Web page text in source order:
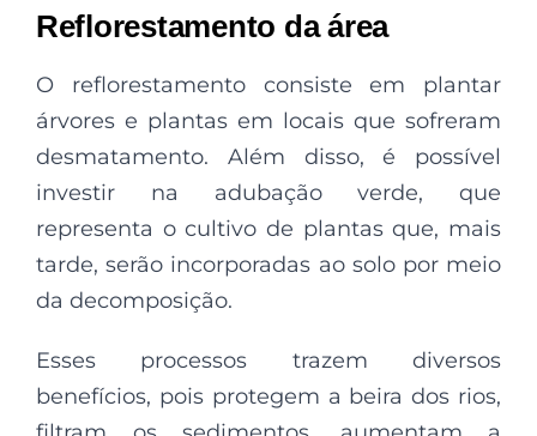
Reflorestamento da área
O reflorestamento consiste em plantar
árvores e plantas em locais que sofreram
desmatamento. Além disso, é possível
investir na adubação verde, que
representa o cultivo de plantas que, mais
tarde, serão incorporadas ao solo por meio
da decomposição.
Esses processos trazem diversos
benefícios, pois protegem a beira dos rios,